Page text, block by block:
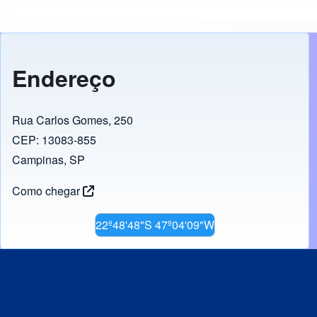
Ano:
Semestre: 1
Endereço
Rua Carlos Gomes, 250
CEP: 13083-855
Campinas, SP
Como chegar
22º48'48"S 47º04'09"W